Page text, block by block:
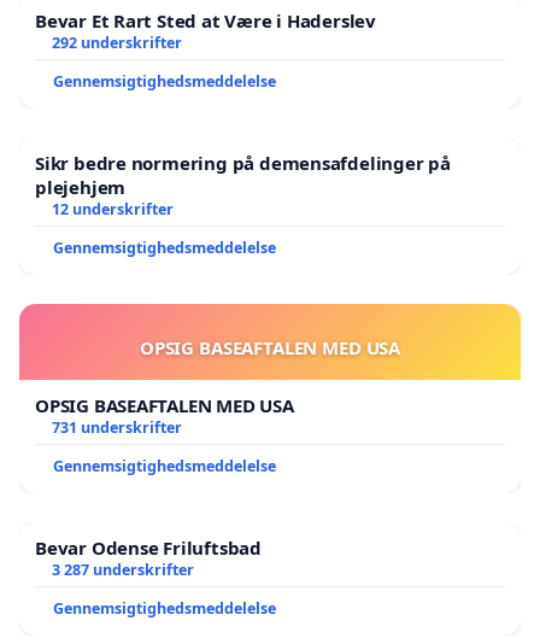
Din støtte betyder noget
Skriv under nu – for vores børns sikkerhed.
Hver underskrift viser politikerne, at dette er en
Bevar Et Rart Sted at Være i Haderslev
292 underskrifter
Gennemsigtighedsmeddelelse
Sikr bedre normering på demensafdelinger på
plejehjem
12 underskrifter
Gennemsigtighedsmeddelelse
OPSIG BASEAFTALEN MED USA
OPSIG BASEAFTALEN MED USA
731 underskrifter
Gennemsigtighedsmeddelelse
Bevar Odense Friluftsbad
3 287 underskrifter
Gennemsigtighedsmeddelelse